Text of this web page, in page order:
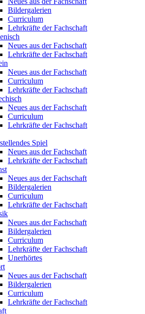
Bildergalerien
Curriculum
Lehrkräfte der Fachschaft
Neues aus der Fachschaft
Lehrkräfte der Fachschaft
Neues aus der Fachschaft
Curriculum
Lehrkräfte der Fachschaft
Neues aus der Fachschaft
Curriculum
Lehrkräfte der Fachschaft
Spiel
Neues aus der Fachschaft
Lehrkräfte der Fachschaft
Neues aus der Fachschaft
Bildergalerien
Curriculum
Lehrkräfte der Fachschaft
Neues aus der Fachschaft
Bildergalerien
Curriculum
Lehrkräfte der Fachschaft
Unerhörtes
Neues aus der Fachschaft
Bildergalerien
Curriculum
Lehrkräfte der Fachschaft